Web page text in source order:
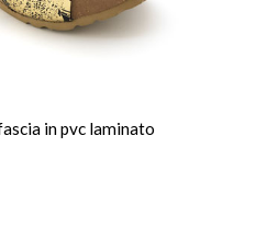
in pvc laminato